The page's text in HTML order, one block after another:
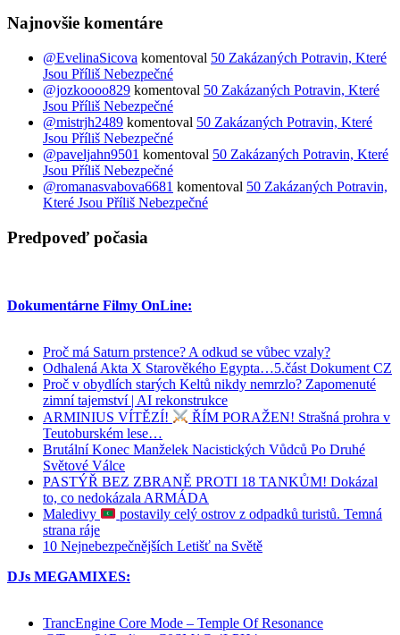
Najnovšie komentáre
@EvelinaSicova komentoval 50 Zakázaných Potravin, Které
Jsou Příliš Nebezpečné
@jozkoooo829 komentoval 50 Zakázaných Potravin, Které
Jsou Příliš Nebezpečné
@mistrjh2489 komentoval 50 Zakázaných Potravin, Které
Jsou Příliš Nebezpečné
@paveljahn9501 komentoval 50 Zakázaných Potravin, Které
Jsou Příliš Nebezpečné
@romanasvabova6681 komentoval 50 Zakázaných Potravin,
Které Jsou Příliš Nebezpečné
Predpoveď počasia
Dokumentárne Filmy OnLine:
Proč má Saturn prstence? A odkud se vůbec vzaly?
Odhalená Akta X Starověkého Egypta…5.část Dokument CZ
Proč v obydlích starých Keltů nikdy nemrzlo? Zapomenuté
zimní tajemství | AI rekonstrukce
ARMINIUS VÍTĚZÍ!
ŘÍM PORAŽEN! Strašná prohra v
Teutoburském lese…
Brutální Konec Manželek Nacistických Vůdců Po Druhé
Světové Válce
PASTÝŘ BEZ ZBRANĚ PROTI 18 TANKŮM! Dokázal
to, co nedokázala ARMÁDA
Maledivy
postavily celý ostrov z odpadků turistů. Temná
strana ráje
10 Nejnebezpečnějších Letišť na Světě
DJs MEGAMIXES:
TrancEngine Core Mode – Temple Of Resonance